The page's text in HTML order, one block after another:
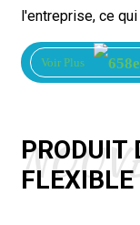
l'entreprise, ce
Voir Plus
PRODUIT
FLEXIBLE